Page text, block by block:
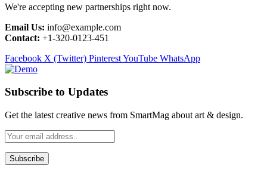
We're accepting new partnerships right now.
Email Us: info@example.com
Contact: +1-320-0123-451
Facebook X (Twitter) PinterestYouTube WhatsApp
Subscribe to Updates
Get the latest creative news from SmartMag about art & design.